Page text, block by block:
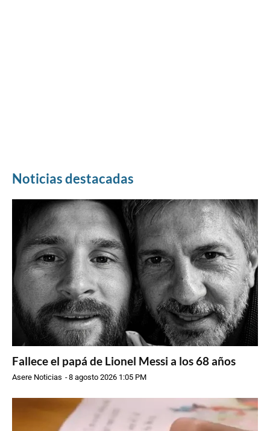
Noticias destacadas
Fallece el papá de Lionel Messi a los 68 años
Asere Noticias -8 agosto 2026 1:05 PM